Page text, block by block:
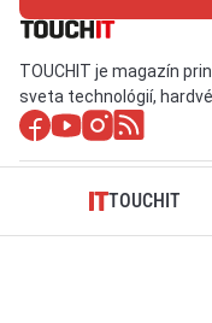
TOUCHIT je magazín
sveta technológií,
Tmavý režimTOUCHIT